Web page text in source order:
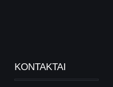
KONTAKTAI